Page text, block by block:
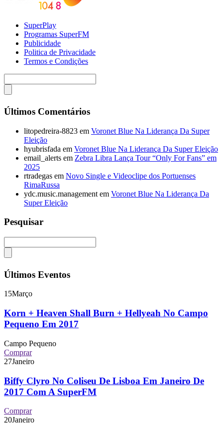
SuperPlay
Programas SuperFM
Publicidade
Politica de Privacidade
Termos e Condições
Últimos Comentários
litopedreira-8823 em Voronet Blue Na Liderança Da Super
Eleição
hyubrisfada em Voronet Blue Na Liderança Da Super Eleição
email_alerts em Zebra Libra Lança Tour “Only For Fans” em
2025
rtradegas em Novo Single e Videoclipe dos Portuenses
RimaRussa
ydc.music.management em Voronet Blue Na Liderança Da
Super Eleição
Pesquisar
Últimos Eventos
15Março
Korn + Heaven Shall Burn + Hellyeah No Campo
Pequeno Em 2017
Campo Pequeno
Comprar
27Janeiro
Biffy Clyro No Coliseu De Lisboa Em Janeiro De
2017 Com A SuperFM
Comprar
20Janeiro